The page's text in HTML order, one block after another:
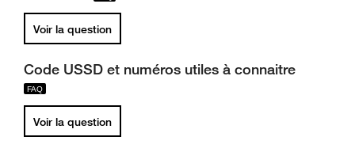
Voir la question
Code USSD et numéros utiles à connaitre
Voir la question